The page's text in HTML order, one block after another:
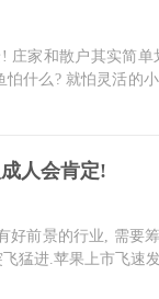
庄家和散户其实简
什么? 就怕灵活的
人会肯定!
前景的行业, 需要
猛进.苹果上市飞速